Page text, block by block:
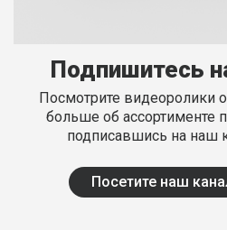
Подпишитесь
Посмотрите видеоролики о
больше об ассортименте
подписавшись на наш
Посетите наш